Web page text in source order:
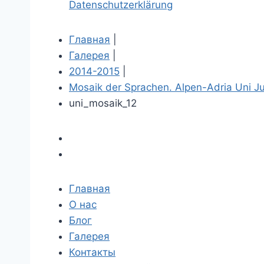
Datenschutzerklärung
Главная
Галерея
2014-2015
Mosaik der Sprachen. Alpen-Adria Uni
uni_mosaik_12
Главная
О нас
Блог
Галерея
Контакты